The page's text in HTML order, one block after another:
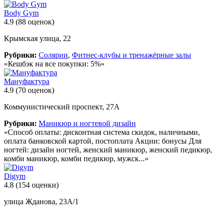
Body Gym
4.9 (88 оценок)
Крымская улица, 22
Рубрики: Солярии, Фитнес-клубы и тренажёрные залы
«Кешбэк на все покупки: 5%»
Мануфактура
4.9 (70 оценок)
Коммунистический проспект, 27А
Рубрики: Маникюр и ногтевой дизайн
«Способ оплаты: дисконтная система скидок, наличными,
оплата банковской картой, постоплата Акции: бонусы Для
ногтей: дизайн ногтей, женский маникюр, женский педикюр,
комби маникюр, комби педикюр, мужск...»
Digym
4.8 (154 оценки)
улица Жданова, 23А/1